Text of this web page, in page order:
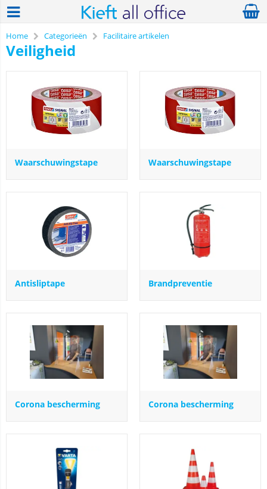
Home Categorieën Facilitaire artikelen
Veiligheid
Waarschuwingstape Waarschuwingstape
Antisliptape Brandpreventie
Corona bescherming Corona bescherming